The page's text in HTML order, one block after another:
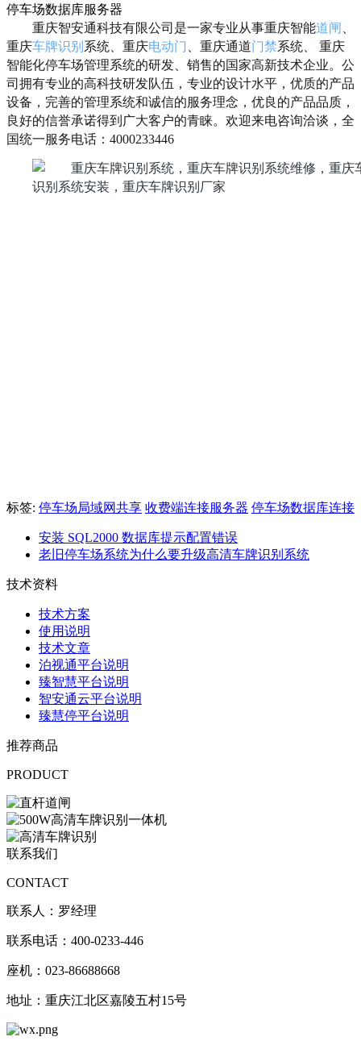
停车场数据库服务器
重庆智安通科技有限公司是一家专业从事重庆智能道闸
重庆车牌识别 系统、重庆电动门 、重庆通道门禁系统、 重庆
智能化停车场管理系统的研发、销售的国家高新技术企业。公
司拥有专业的高科技研发队伍，专业的设计水平，优质的产品
设备，完善的管理系统和诚信的服务理念，优良的产品品质，
良好的信誉承诺得到广大客户的青睐。欢迎来电咨询洽谈，全
国统一服务电话：4000233446
标签: 停车场局域网共享 收费端连接服务器 停车场数据库连接
安装 SQL2000 数据库提示配置错误
老旧停车场系统为什么要升级高清车牌识别系统
技术资料
技术方案
使用说明
技术文章
泊视通平台说明
臻智慧平台说明
智安通云平台说明
臻慧停平台说明
推荐商品
PRODUCT
联系我们
CONTACT
联系人：罗经理
联系电话：400-0233-446
座机：023-86688668
地址：重庆江北区嘉陵五村15号